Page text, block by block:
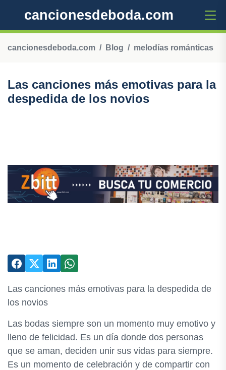
cancionesdeboda.com
cancionesdeboda.com Blog melodías románticas
Las canciones más emotivas para la
despedida de los novios
Las canciones más emotivas para la despedida de
los novios
Las bodas siempre son un momento muy emotivo y
lleno de felicidad. Es un día donde dos personas
que se aman, deciden unir sus vidas para siempre.
Es un momento de celebración y de compartir con